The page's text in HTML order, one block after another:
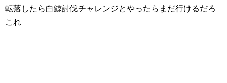
転落したら白鯨討伐チャレンジとやったらまだ行けるだろ
これ